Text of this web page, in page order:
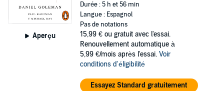
Aperçu
Durée : 5 h et 56 min
Langue : Espagnol
Pas de notations
15,99 € ou gratuit avec l'essai.
Renouvellement automatique à
5,99 €/mois après l'essai. Voir
conditions d'éligibilité
Essayez Standard gratuitement